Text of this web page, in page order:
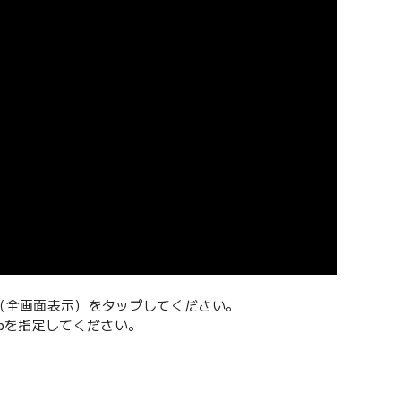
画面表示）をタップしてください。
指定してください。